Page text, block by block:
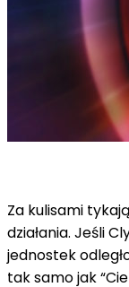
Za kulisami
działania. Jeśli
jednostek
tak samo jak